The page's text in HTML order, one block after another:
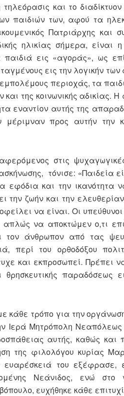
και το
παιδιών των, αφού τα
Πατριάρχης και
ηλικίας σήμερα, είναι
παιδιά εις «αγοράς», ως
εις την λογικήν
περιοχάς, τα
της κοινωνικής αδικίας.
εναντίον αυτής της
μέριμναν προς αυτήν την
στις
τόνισε: «Παιδεία
και την ικανότητα
την ζωήν και την
να είναι. Οι
απλώς να αποκτώμεν ο,τι
άνθρωπον από τας
περί του ορθοδόξου
και εκπροσωπεί. Πρέπει
παραδόσεως
κάθε τρόπο για την
Ιερά Μητρόπολη
αυτής, καθώς
της φιλολόγου κυρίας
του εξέφρασε,
Νεάνιδος, ενώ στο
ευχήθηκε κάθε